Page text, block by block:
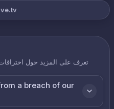
تعرف على المزيد حول اختراقات
a breach of our